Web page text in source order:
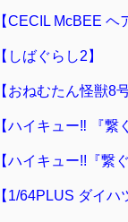
【CECIL McBEE ヘ
【しばぐらし2】
【おねむたん怪獣8
【ハイキュー‼ 『繋
【ハイキュー!!『繋
【1/64PLUS ダイハ